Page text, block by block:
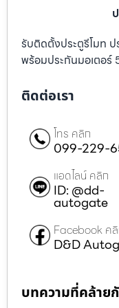
รับติดตั้งประตูรีโมท
พร้อมประกันมอเตอร์
ติดต่อเรา
โทร คลิก
099-229-
แอดไลน์ คลิก
ID: @dd-
autogate
Facebook ค
D&D
บทความที่คล้าย